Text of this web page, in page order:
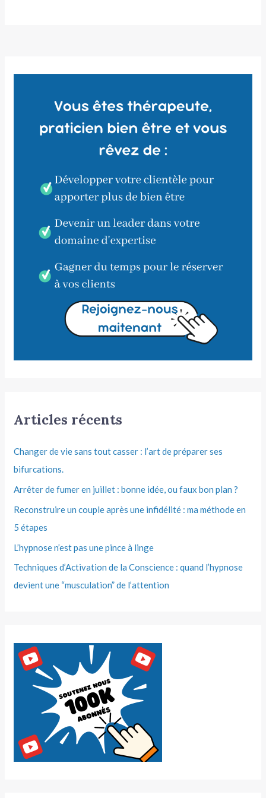
Articles récents
Changer de vie sans tout casser : l’art de préparer ses
bifurcations.
Arrêter de fumer en juillet : bonne idée, ou faux bon plan ?
Reconstruire un couple après une infidélité : ma méthode en
5 étapes
L’hypnose n’est pas une pince à linge
Techniques d’Activation de la Conscience : quand l’hypnose
devient une “musculation” de l’attention